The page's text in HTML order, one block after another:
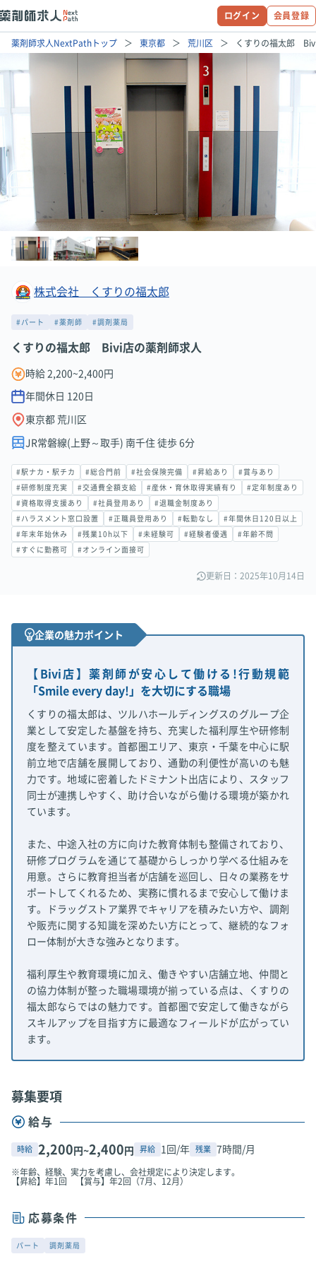
ログイン 会員登録
薬剤師求人NextPathトップ 東京都 荒川区 くすりの福太郎
株式会社 くすりの福太郎
#パート #薬剤師 #調剤薬局
くすりの福太郎 Bivi店の薬剤師求人
時給 2,200~2,400円
年間休日 120 日
東京都 荒川区
JR常磐線(上野～取手) 南千住 徒歩 6分
#駅ナカ・駅チカ #総合門前 #社会保険完備 #昇給あり #賞与あり
#研修制度充実 #交通費全額支給 #産休・育休取得実績有り #定年制度あり
#資格取得支援あり #社員登用あり #退職金制度あり
#ハラスメント窓口設置 #正職員登用あり #転勤なし #年間休日120日以上
#年末年始休み #残業10h以下 #未経験可 #経験者優遇 #年齢不問
#すぐに勤務可 #オンライン面接可
更新日：2025年10月14日
企業の魅力ポイント
【Bivi店】薬剤師が安心して働ける!行動規範
「Smile every day!」を大切にする職場
くすりの福太郎は、ツルハホールディングスのグループ企
業として安定した基盤を持ち、充実した福利厚生や研修制
度を整えています。首都圏エリア、東京・千葉を中心に駅
前立地で店舗を展開しており、通勤の利便性が高いのも魅
力です。地域に密着したドミナント出店により、スタッフ
同士が連携しやすく、助け合いながら働ける環境が築かれ
ています。
また、中途入社の方に向けた教育体制も整備されており、
研修プログラムを通じて基礎からしっかり学べる仕組みを
用意。さらに教育担当者が店舗を巡回し、日々の業務をサ
ポートしてくれるため、実務に慣れるまで安心して働けま
す。ドラッグストア業界でキャリアを積みたい方や、調剤
や販売に関する知識を深めたい方にとって、継続的なフォ
ロー体制が大きな強みとなります。
福利厚生や教育環境に加え、働きやすい店舗立地、仲間と
の協力体制が整った職場環境が揃っている点は、くすりの
福太郎ならではの魅力です。首都圏で安定して働きながら
スキルアップを目指す方に最適なフィールドが広がってい
ます。
募集要項
給与
時給 2,200 円~2,400 円 昇給 1回/年 残業 7時間/月
※年齢、経験、実力を考慮し、会社規定により決定します。
【昇給】年1回 【賞与】年2回（7月、12月）
応募条件
パート 調剤薬局